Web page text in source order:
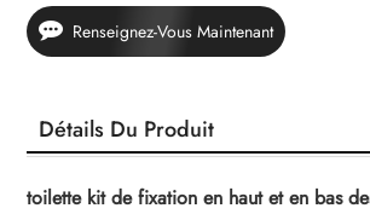
Renseignez-Vous Maintenant
Détails Du Produit
toilette kit de fixation en haut et en bas